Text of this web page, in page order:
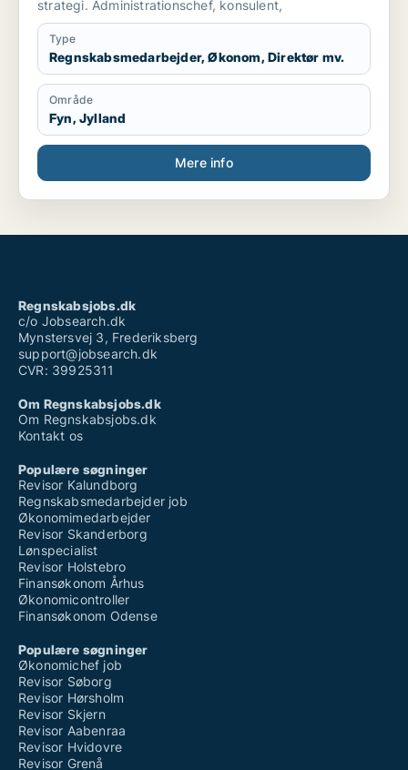
strategi. Administrationschef, konsulent,
Type
Regnskabsmedarbejder, Økonom, Direktør mv.
Område
Fyn, Jylland
Mere info
Regnskabsjobs.dk
c/o Jobsearch.dk
Mynstersvej 3, Frederiksberg
support@jobsearch.dk
CVR: 39925311
Om Regnskabsjobs.dk
Om Regnskabsjobs.dk
Kontakt os
Populære søgninger
Revisor Kalundborg
Regnskabsmedarbejder job
Økonomimedarbejder
Revisor Skanderborg
Lønspecialist
Revisor Holstebro
Finansøkonom Århus
Økonomicontroller
Finansøkonom Odense
Populære søgninger
Økonomichef job
Revisor Søborg
Revisor Hørsholm
Revisor Skjern
Revisor Aabenraa
Revisor Hvidovre
Revisor Grenå